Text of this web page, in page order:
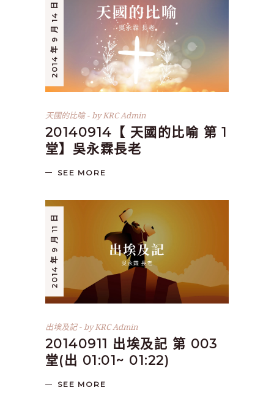
2014 年 9 月 14 日
天國的比喻 byKRC Admin
20140914【 天國的比喻 第 1
堂】吳永霖長老
SEE MORE
2014 年 9 月 11 日
出埃及記 byKRC Admin
20140911 出埃及記 第 003
堂(出 01:01~ 01:22)
SEE MORE